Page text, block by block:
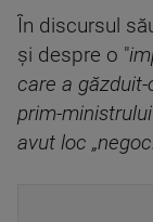
În discursul
şi despre o "
care a
prim-
avut loc